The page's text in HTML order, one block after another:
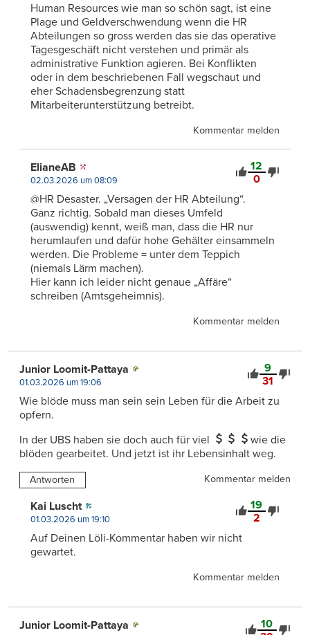
Human Resources wie man so schön sagt, ist eine
Plage und Geldverschwendung wenn die HR
Abteilungen so gross werden das sie das operative
Tagesgeschäft nicht verstehen und primär als
administrative Funktion agieren. Bei Konflikten
oder in dem beschriebenen Fall wegschaut und
eher Schadensbegrenzung statt
Mitarbeiterunterstützung betreibt.
Kommentar melden
12
0
ElianeAB
02.03.2026 um 08:09
@HR Desaster. „Versagen der HR Abteilung“.
Ganz richtig. Sobald man dieses Umfeld
(auswendig) kennt, weiß man, dass die HR nur
herumlaufen und dafür hohe Gehälter einsammeln
werden. Die Probleme = unter dem Teppich
(niemals Lärm machen).
Hier kann ich leider nicht genaue „Affäre“
schreiben (Amtsgeheimnis).
Kommentar melden
9
31
Junior Loomit-Pattaya
01.03.2026 um 19:06
Wie blöde muss man sein sein Leben für die Arbeit zu
opfern.
In der UBS haben sie doch auch für viel
wie die
blöden gearbeitet. Und jetzt ist ihr Lebensinhalt weg.
Antworten Kommentar melden
19
2
Kai Luscht
01.03.2026 um 19:10
Auf Deinen Löli-Kommentar haben wir nicht
gewartet.
Kommentar melden
10
Junior Loomit-Pattaya